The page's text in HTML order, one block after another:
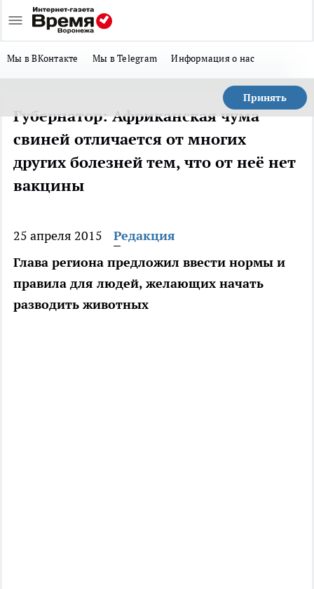
Мы в ВКонтакте Мы в Telegram Информация о нас
Принять
Губернатор: Африканская чума
свиней отличается от многих
других болезней тем, что от неё нет
вакцины
25 апреля 2015
Редакция
Глава региона предложил ввести нормы и
правила для людей, желающих начать
разводить животных